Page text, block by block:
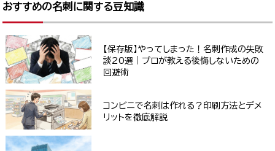
おすすめの名刺に関する豆知識
【保存版】やってしまった！名刺作成の失敗
談20選｜プロが教える後悔しないための
回避術
コンビニで名刺は作れる？印刷方法とデメ
リットを徹底解説